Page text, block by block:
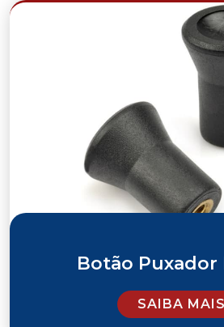
Botão Puxador
SAIBA MAIS